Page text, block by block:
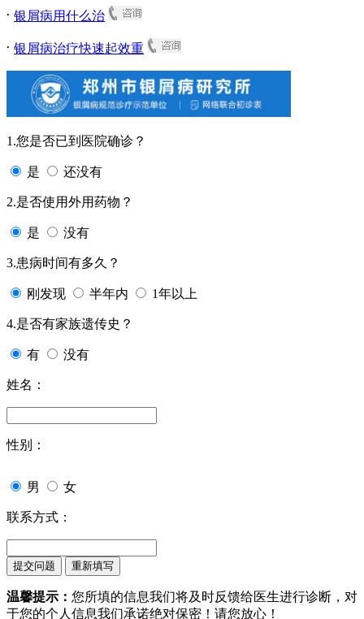
. 银屑病用什么治
. 银屑病治疗快速起效重
1.您是否已到医院确诊？
是 还没有
2.是否使用外用药物？
是 没有
3.患病时间有多久？
刚发现 半年内 1年以上
4.是否有家族遗传史？
有 没有
姓名：
性别：
男 女
联系方式：
温馨提示： 您所填的信息我们将及时反馈给医生进行诊断，对
于您的个人信息我们承诺绝对保密！请您放心！